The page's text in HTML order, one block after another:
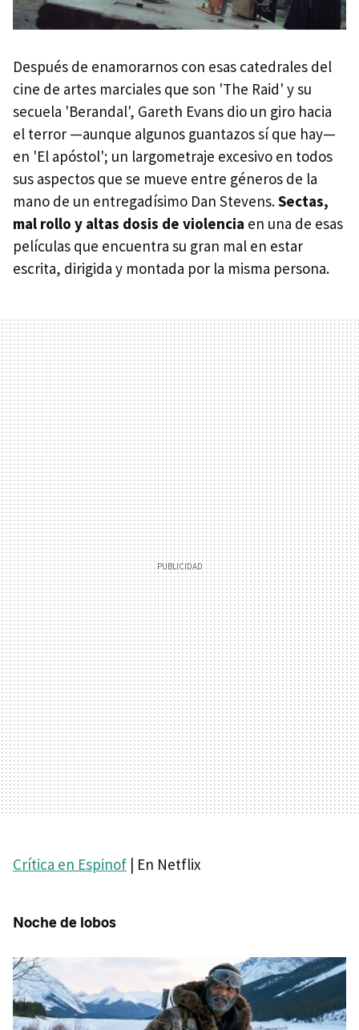
Después de enamorarnos con esas catedrales del
cine de artes marciales que son 'The Raid' y su
secuela 'Berandal', Gareth Evans dio un giro hacia
el terror —aunque algunos guantazos sí que hay—
en 'El apóstol'; un largometraje excesivo en todos
sus aspectos que se mueve entre géneros de la
mano de un entregadísimo Dan Stevens.Sectas,
mal rollo y altas dosis de violencia en una de esas
películas que encuentra su gran mal en estar
escrita, dirigida y montada por la misma persona.
Crítica en Espinof | En Netflix
Noche de lobos